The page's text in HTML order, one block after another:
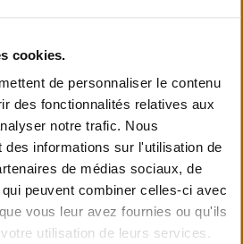
cookies.
de personnaliser le contenu
des fonctionnalités relatives aux
notre trafic. Nous
des informations sur l'utilisation de
de médias sociaux, de
peuvent combiner celles-ci avec
vous leur avez fournies ou qu'ils
utilisation de leurs services.
:Organisez et mettez en
précieux avec nos
sur mesure.
de l'espace en bois ou